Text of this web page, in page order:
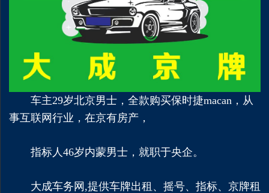
车主29岁北京男士，全款购买保时捷macan，从
事互联网行业，在京有房产，
指标人46岁内蒙男士，就职于央企。
大成车务网,提供车牌出租、摇号、指标、京牌租